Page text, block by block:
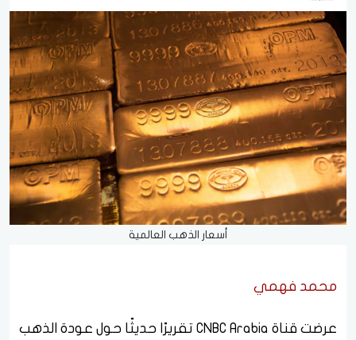
أسعار الذهب العالمية
محمد فهمي
عرضت قناة CNBC Arabia تقريرًا حديثًا حول عودة الذهب